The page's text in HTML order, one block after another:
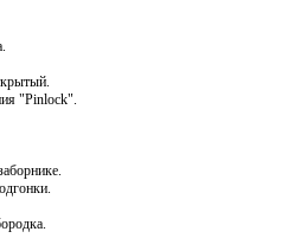
"Pinlock".